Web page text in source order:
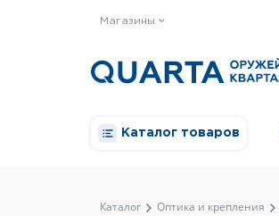
Магазины
Каталог товаров
Каталог Оптика и крепления